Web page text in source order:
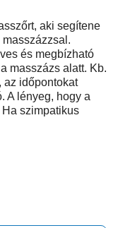
aki segítene
és megbízható
masszázs alatt. Kb.
az időpontokat
A lényeg, hogy a
szimpatikus